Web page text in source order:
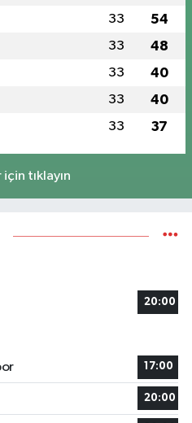
33 54
33 48
33 40
33 40
33 37
tıklayın
20:00
17:00
20:00